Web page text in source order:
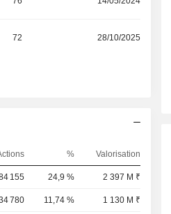
72 28/10/2025
% Valorisation
155 24,9 % 2 397 M ₹
780 11,74 % 1 130 M ₹